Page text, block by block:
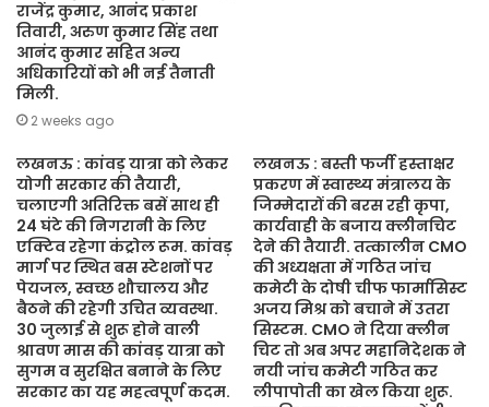
राजेंद्र कुमार, आनंद प्रकाश
तिवारी, अरुण कुमार सिंह तथा
आनंद कुमार सहित अन्य
अधिकारियों को भी नई तैनाती
मिली.
2 weeks ago
लखनऊ : कांवड़ यात्रा को लेकर
योगी सरकार की तैयारी,
चलाएगी अतिरिक्त बसें साथ ही
24 घंटे की निगरानी के लिए
एक्टिव रहेगा कंट्रोल रूम. कांवड़
मार्ग पर स्थित बस स्टेशनों पर
पेयजल, स्वच्छ शौचालय और
बैठने की रहेगी उचित व्यवस्था.
30 जुलाई से शुरू होने वाली
श्रावण मास की कांवड़ यात्रा को
सुगम व सुरक्षित बनाने के लिए
सरकार का यह महत्वपूर्ण कदम.
लखनऊ : बस्ती फर्जी हस्ताक्षर
प्रकरण में स्वास्थ्य मंत्रालय के
जिम्मेदारों की बरस रही कृपा,
कार्यवाही के बजाय क्लीनचिट
देने की तैयारी. तत्कालीन CMO
की अध्यक्षता में गठित जांच
कमेटी के दोषी चीफ फार्मासिस्ट
अजय मिश्र को बचाने में उतरा
सिस्टम. CMO ने दिया क्लीन
चिट तो अब अपर महानिदेशक ने
नयी जांच कमेटी गठित कर
लीपापोती का खेल किया शुरू.